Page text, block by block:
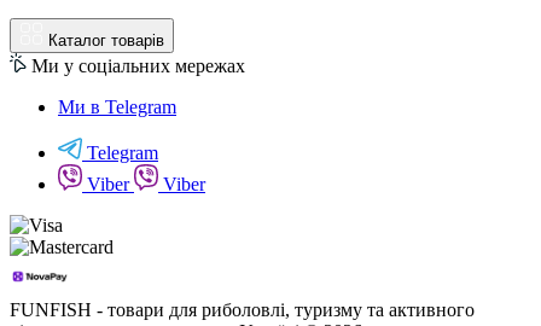
Каталог товарів
Ми у соціальних мережах
Ми в Telegram
Telegram
Viber
Viber
FUNFISH - товари для риболовлі, туризму та активного